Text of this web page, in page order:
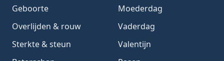
Geboorte
Overlijden & rouw
Sterkte & steun
Moederdag
Vaderdag
Valentijn